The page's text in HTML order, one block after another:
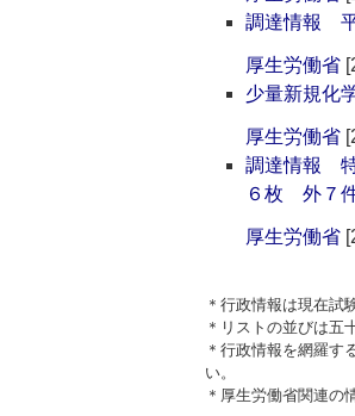
調達情報 平
厚生労働省
少量新規化
厚生労働省
調達情報 特
６枚 外７
厚生労働省
＊行政情報は現在試
＊リストの並びは五
＊行政情報を網羅す
い。
＊厚生労働省関連